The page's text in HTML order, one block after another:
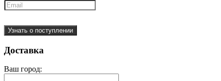
Узнать о поступлении
Доставка
Ваш город: